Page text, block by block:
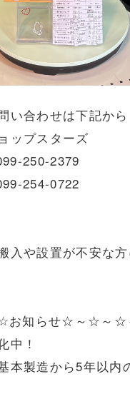
い合わせは下記から
ップスターズ
250-2379
254-0722
入や設置が不安な方
お知らせ☆～☆～
中！
本製造から5年以内